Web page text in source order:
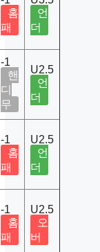
홈
패
언
더
-1
핸
디
무
U2.5
언
더
-1
홈
패
U2.5
언
더
-1
홈
패
U2.5
오
버